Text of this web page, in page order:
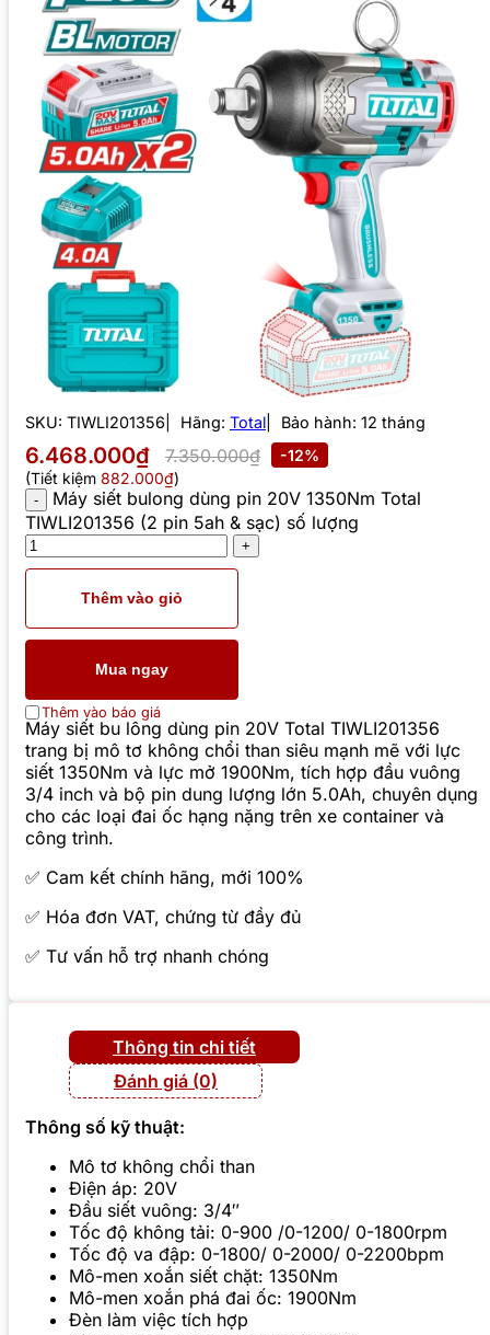
SKU: TIWLI201356 Hãng: Total Bảo hành: 12 tháng
6.468.000₫ 7.350.000₫
-12%
(Tiết kiệm 882.000₫)
Máy siết bulong dùng pin 20V 1350Nm Total
TIWLI201356 (2 pin 5ah & sạc) số lượng
Thêm vào giỏ
Mua ngay
Thêm vào báo giá
Máy siết bu lông dùng pin 20V Total TIWLI201356
trang bị mô tơ không chổi than siêu mạnh mẽ với lực
siết 1350Nm và lực mở 1900Nm, tích hợp đầu vuông
3/4 inch và bộ pin dung lượng lớn 5.0Ah, chuyên dụng
cho các loại đai ốc hạng nặng trên xe container và
công trình.
✅ Cam kết chính hãng, mới 100%
✅ Hóa đơn VAT, chứng từ đầy đủ
✅ Tư vấn hỗ trợ nhanh chóng
Thông tin chi tiết
Đánh giá (0)
Thông số kỹ thuật:
Mô tơ không chổi than
Điện áp: 20V
Đầu siết vuông: 3/4″
Tốc độ không tải: 0-900 /0-1200/ 0-1800rpm
Tốc độ va đập: 0-1800/ 0-2000/ 0-2200bpm
Mô-men xoắn siết chặt: 1350Nm
Mô-men xoắn phá đai ốc: 1900Nm
Đèn làm việc tích hợp